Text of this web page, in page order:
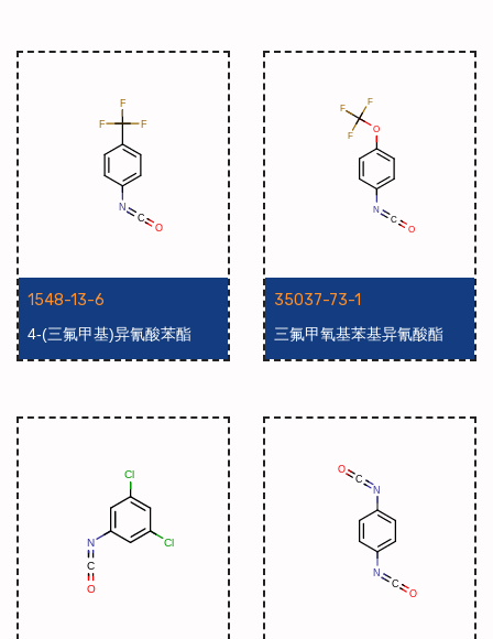
1548-13-6
4-(三氟甲基)异氰酸苯酯
35037-73-1
三氟甲氧基苯基异氰酸酯